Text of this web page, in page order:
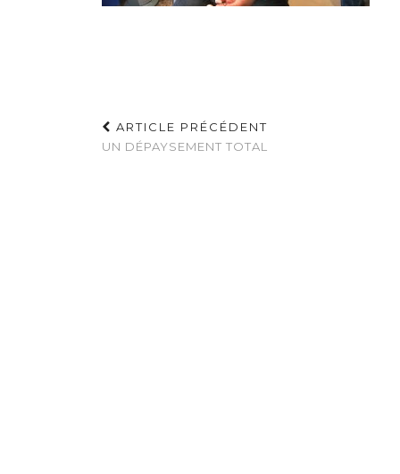
ARTICLE PRÉCÉDENT
UN DÉPAYSEMENT TOTAL